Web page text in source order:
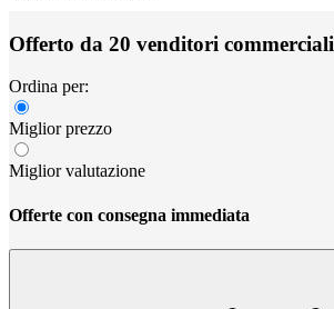
Offerto da 20 venditori commerciali
Ordina per:
Miglior prezzo
Miglior valutazione
Offerte con consegna immediata